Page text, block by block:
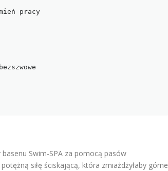
Swim-SPA za pomocą pasów
siłę ściskającą, która zmiażdżyłaby górne